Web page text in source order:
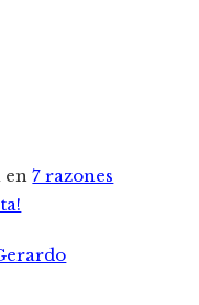
en7 razones